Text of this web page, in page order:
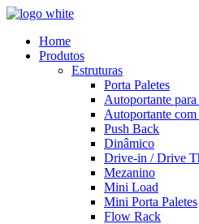
Home
Produtos
Estruturas
Porta Paletes
Autoportante
Autoportante
Push Back
Dinâmico
Drive-in / Drive
Mezanino
Mini Load
Mini Porta Paletes
Flow Rack